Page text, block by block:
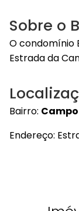
Sobre o
O condomínio
Estrada da
Bairro:
Endereço: